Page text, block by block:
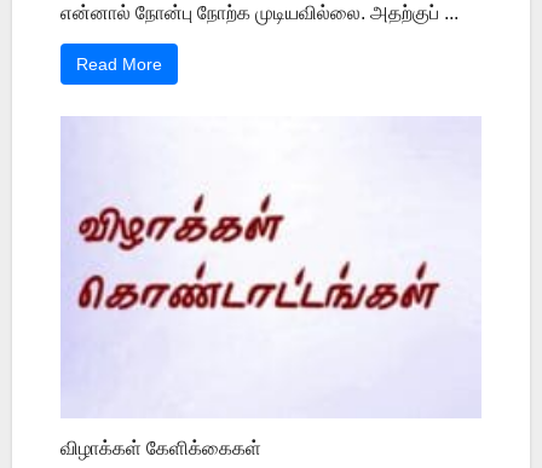
என்னால் நோன்பு நோற்க முடியவில்லை. அதற்குப் ...
Read More
விழாக்கள் கேளிக்கைகள்